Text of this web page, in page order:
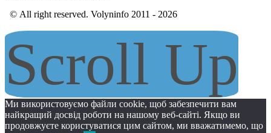
© All right reserved. Volyninfo 2011 - 2026
Scroll Up
Ми використовуємо файли cookie, щоб забезпечити вам
найкращий досвід роботи на нашому веб-сайті. Якщо ви
продовжуєте користуватися цим сайтом, ми вважатимемо, що